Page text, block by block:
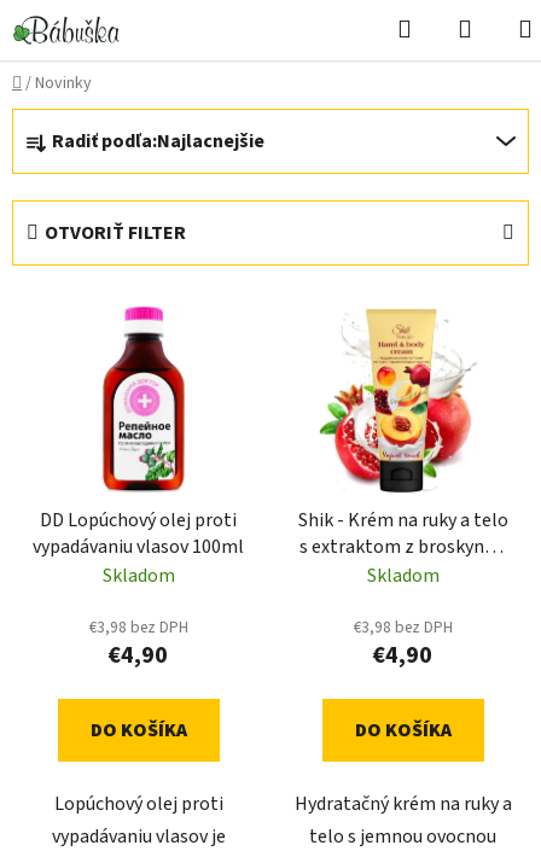
Prejsť
na
obsah
Hľadať
KOŠÍK
Domov
/Novinky
a
d
Radiť podľa:Najlacnejšie
OTVORIŤ FILTER
DD Lopúchový olej proti
vypadávaniu vlasov 100ml
Skladom
€3,98 bez DPH
€4,90
DO KOŠÍKA
Lopúchový olej proti
vypadávaniu vlasov je
Shik - Krém na ruky a telo
s extraktom z broskyne a
granátového jablka, 75
Skladom
€3,98 bez DPH
€4,90
DO KOŠÍKA
Hydratačný krém na ruky a
telo s jemnou ovocnou